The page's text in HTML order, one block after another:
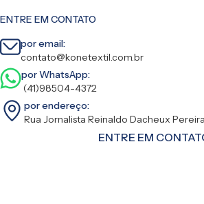
ENTRE EM CONTATO
por email:
contato@konetextil.com.br
por WhatsApp:
(41)98504-4372
por endereço:
Rua Jornalista Reinaldo Dacheux
ENTRE EM